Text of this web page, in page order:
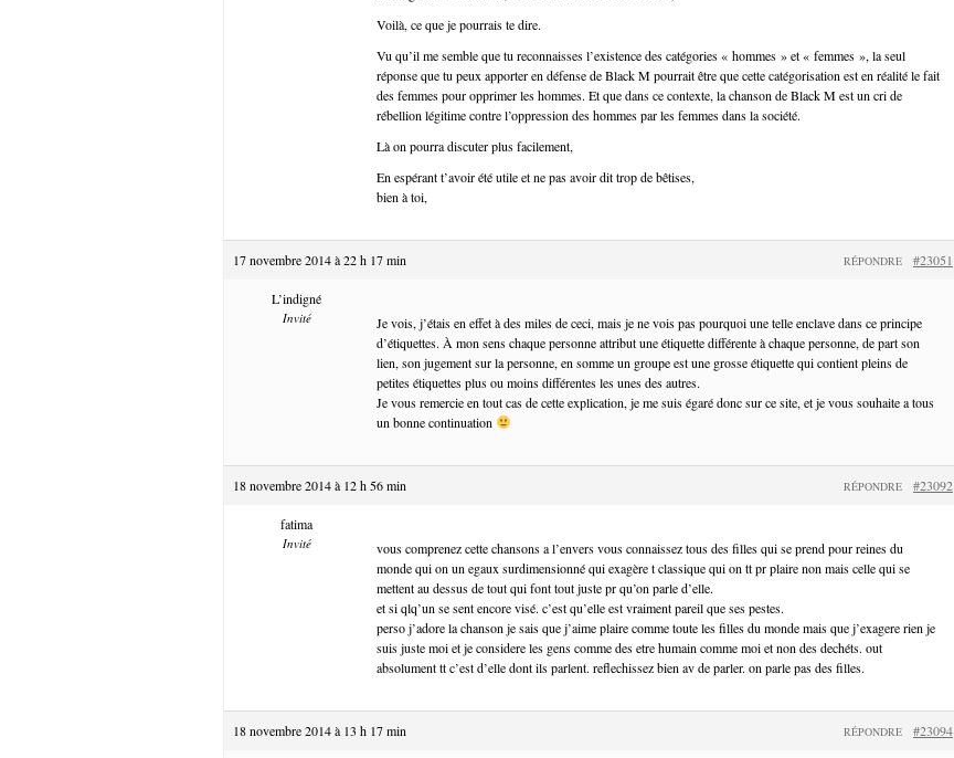
Voilà, ce que je pourrais te dire.
Vu qu’il me semble que tu reconnaisses l’existence des catégories « hommes » et « femmes », la seul
réponse que tu peux apporter en défense de Black M pourrait être que cette catégorisation est en réalité le fait
des femmes pour opprimer les hommes. Et que dans ce contexte, la chanson de Black M est un cri de
rébellion légitime contre l’oppression des hommes par les femmes dans la société.
Là on pourra discuter plus facilement,
En espérant t’avoir été utile et ne pas avoir dit trop de bêtises,
bien à toi,
17 novembre 2014 à 22 h 17 min #23051
RÉPONDRE
L’indigné
Invité
Je vois, j’étais en effet à des miles de ceci, mais je ne vois pas pourquoi une telle enclave dans ce principe
d’étiquettes. À mon sens chaque personne attribut une étiquette différente à chaque personne, de part son
lien, son jugement sur la personne, en somme un groupe est une grosse étiquette qui contient pleins de
petites étiquettes plus ou moins différentes les unes des autres.
Je vous remercie en tout cas de cette explication, je me suis égaré donc sur ce site, et je vous souhaite a tous
un bonne continuation
18 novembre 2014 à 12 h 56 min #23092
RÉPONDRE
fatima
Invité
vous comprenez cette chansons a l’envers vous connaissez tous des filles qui se prend pour reines du
monde qui on un egaux surdimensionné qui exagère t classique qui on tt pr plaire non mais celle qui se
mettent au dessus de tout qui font tout juste pr qu’on parle d’elle.
et si qlq’un se sent encore visé. c’est qu’elle est vraiment pareil que ses pestes.
perso j’adore la chanson je sais que j’aime plaire comme toute les filles du monde mais que j’exagere rien je
suis juste moi et je considere les gens comme des etre humain comme moi et non des dechéts. out
absolument tt c’est d’elle dont ils parlent. reflechissez bien av de parler. on parle pas des filles.
18 novembre 2014 à 13 h 17 min #23094
RÉPONDRE